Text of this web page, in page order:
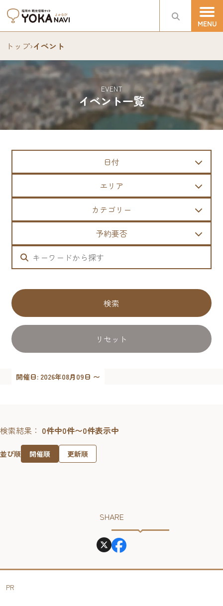
トップ›イベント
イベント一覧
EVENT
日付
エリア
カテゴリー
予約要否
検索
リセット
開催日: 2026年08月09日 〜
検索結果： 0件中0件〜0件表示中
並び順 開催順 更新順
SHARE
PR